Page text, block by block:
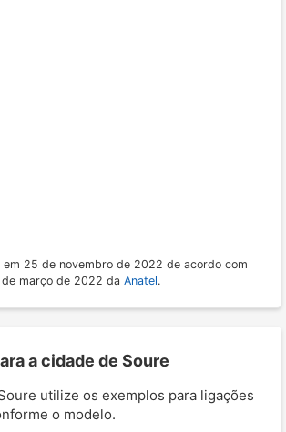
em 25 de novembro de 2022 de acordo com
de março de 2022 da Anatel.
a cidade de Soure
utilize os exemplos para ligações
o modelo.